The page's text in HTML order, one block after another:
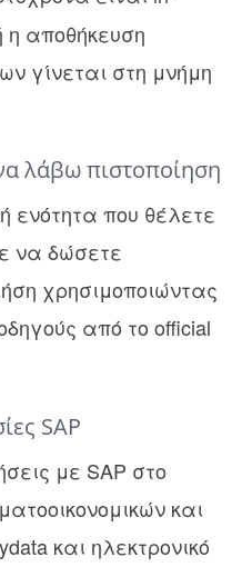
η αποθήκευση
γίνεται στη μνήμη
λάβω πιστοποίηση
ενότητα που θέλετε
να δώσετε
χρησιμοποιώντας
από το official
SAP
με SAP στο
και
και ηλεκτρονικό